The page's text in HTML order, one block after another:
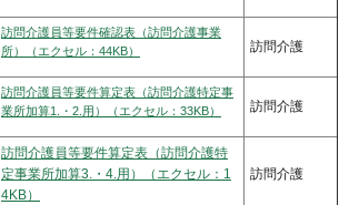
訪問介護員等要件確認表（訪問介護事業
所）（エクセル：44KB）
訪問介護
訪問介護員等要件算定表（訪問介護特定事
業所加算1.・2.用）（エクセル：33KB）
訪問介護
訪問介護員等要件算定表（訪問介護特
定事業所加算3.・4.用）（エクセル：1
4KB）
訪問介護